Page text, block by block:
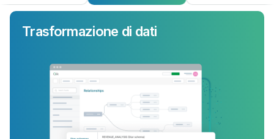
Trasformazione di dati